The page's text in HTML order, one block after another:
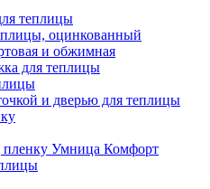
теплицы
оцинкованный
и обжимная
для теплицы
и дверью для теплицы
пленку Умница Комфорт